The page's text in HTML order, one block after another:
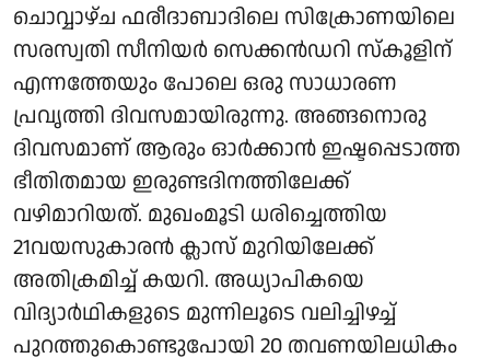
ചൊവ്വാഴ്ച ഫരീദാബാദിലെ സിക്രോണയിലെ
സരസ്വതി സീനിയർ സെക്കൻഡറി സ്കൂളിന്
എന്നത്തേയും പോലെ ഒരു സാധാരണ
പ്രവൃത്തി ​ദിവസമായിരുന്നു. അങ്ങനൊരു
ദിവസമാണ് ആരും ഓർക്കാൻ ഇഷ്ടപ്പെടാത്ത
ഭീതിതമായ ഇരുണ്ടദിനത്തിലേക്ക്
വഴിമാറിയത്. മുഖംമൂടി ധരിച്ചെത്തിയ
21വയസുകാരൻ ക്ലാസ് മുറിയിലേക്ക്
അതിക്രമിച്ച് കയറി. അധ്യാപികയെ
വിദ്യാർഥികളുടെ മുന്നിലൂടെ വലിച്ചിഴച്ച്
പുറത്തുകൊണ്ടുപോയി 20 തവണയിലധികം